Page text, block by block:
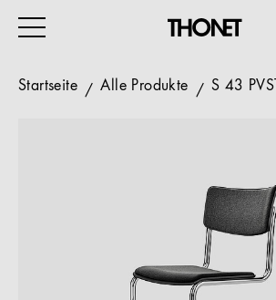
VERANSTALTUNG
GASTRO & HOTEL
ALLE PRODUKTE
Startseite Alle Produkte S 43 PVST